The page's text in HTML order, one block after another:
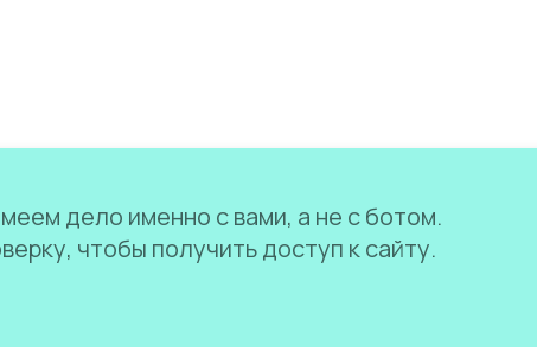
дело именно с вами, а не с ботом.
чтобы получить доступ к сайту.